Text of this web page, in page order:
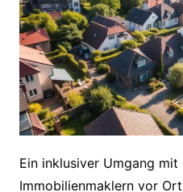
Ein inklusiver Umgang
Immobilienmaklern vor